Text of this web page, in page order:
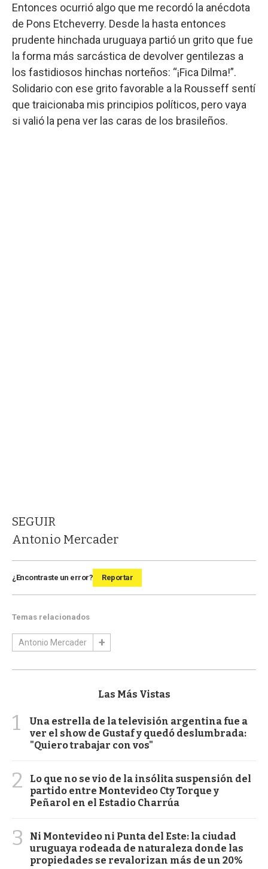
Entonces ocurrió algo que me recordó la anécdota
de Pons Etcheverry. Desde la hasta entonces
prudente hinchada uruguaya partió un grito que fue
la forma más sarcástica de devolver gentilezas a
los fastidiosos hinchas norteños: “¡Fica Dilma!”.
Solidario con ese grito favorable a la Rousseff sentí
que traicionaba mis principios políticos, pero vaya
si valió la pena ver las caras de los brasileños.
SEGUIR
Antonio Mercader
¿Encontraste un error? Reportar
Temas relacionados
Antonio Mercader
Las Más Vistas
1
Una estrella de la televisión argentina fue a
ver el show de Gustaf y quedó deslumbrada:
"Quiero trabajar con vos"
2
Lo que no se vio de la insólita suspensión del
partido entre Montevideo Cty Torque y
Peñarol en el Estadio Charrúa
3
Ni Montevideo ni Punta del Este: la ciudad
uruguaya rodeada de naturaleza donde las
propiedades se revalorizan más de un 20%